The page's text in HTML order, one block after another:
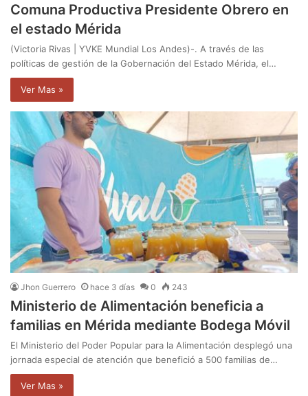
Comuna Productiva Presidente Obrero en
el estado Mérida
(Victoria Rivas | YVKE Mundial Los Andes)-. A través de las
políticas de gestión de la Gobernación del Estado Mérida, el…
Ver Mas »
Jhon Guerrero hace 3 días 0 243
Ministerio de Alimentación beneficia a
familias en Mérida mediante Bodega Móvil
El Ministerio del Poder Popular para la Alimentación desplegó una
jornada especial de atención que benefició a 500 familias de…
Ver Mas »